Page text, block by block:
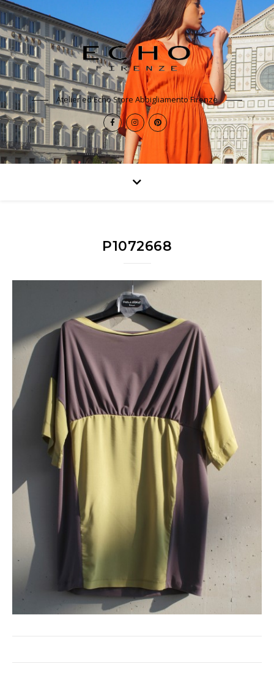
Atelier ed Echo Store Abbigliamento Firenze
P1072668